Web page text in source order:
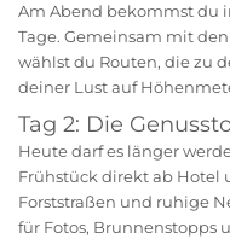
Am Abend bekommst du
Tage. Gemeinsam mit
wählst du Routen, die zu
deiner Lust auf
Tag 2: Die
Heute darf es länger
Frühstück direkt ab Hotel
Forststraßen und ruhige
für Fotos, Brunnenstopps